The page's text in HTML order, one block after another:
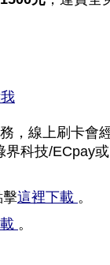
，線上刷卡會
界科技/ECpay或
擊這裡下載 。
。